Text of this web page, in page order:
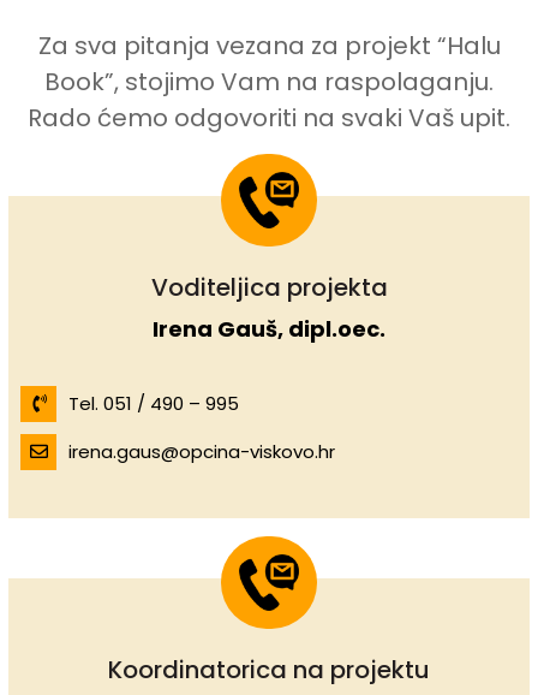
Za sva pitanja vezana za projekt “Halu
Book”, stojimo Vam na raspolaganju.
Rado ćemo odgovoriti na svaki Vaš upit.
Voditeljica projekta
Irena Gauš, dipl.oec.
Tel. 051 / 490 – 995
irena.gaus@opcina-viskovo.hr
Koordinatorica na projektu